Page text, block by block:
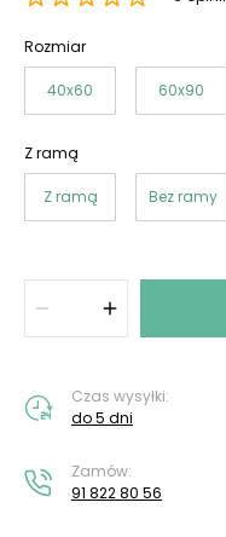
Rozmiar
40x60 60x90
Z ramą
Z ramą Bez ramy
Czas wysyłki:
do 5 dni
Zamów:
91 822 80 56